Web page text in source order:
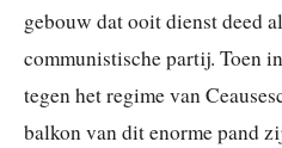
gebouw dat ooit dienst deed
communistische partij. Toen
tegen het regime van
balkon van dit enorme pand